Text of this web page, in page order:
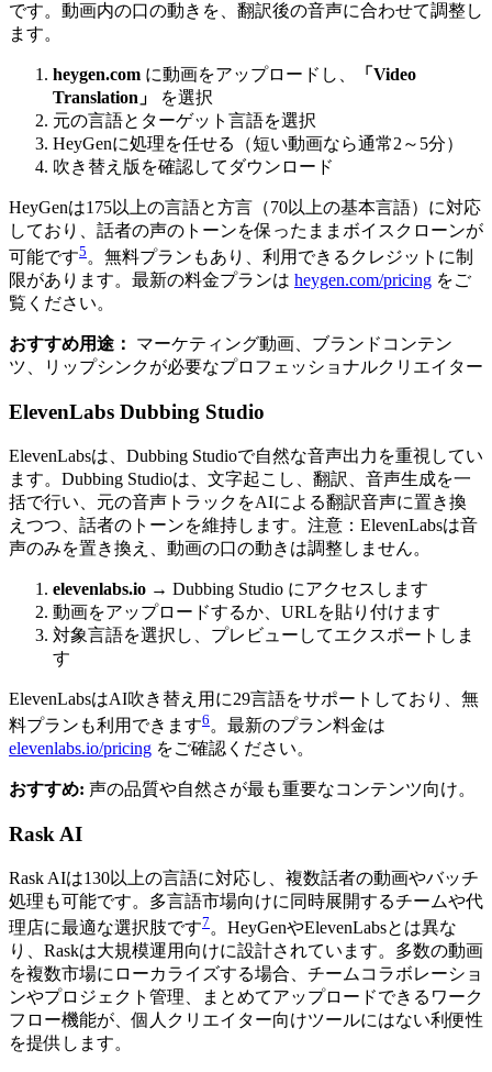
です。動画内の口の動きを、翻訳後の音声に合わせて調整し
ます。
heygen.com に動画をアップロードし、
「Video
Translation」
を選択
元の言語とターゲット言語を選択
HeyGenに処理を任せる（短い動画なら通常2～5分）
吹き替え版を確認してダウンロード
HeyGenは175以上の言語と方言（70以上の基本言語）に対応
しており、話者の声のトーンを保ったままボイスクローンが
可能です5 。無料プランもあり、利用できるクレジットに制
限があります。最新の料金プランは heygen.com/pricing をご
覧ください。
おすすめ用途：
マーケティング動画、ブランドコンテン
ツ、リップシンクが必要なプロフェッショナルクリエイター
ElevenLabs Dubbing Studio
ElevenLabsは、Dubbing Studioで自然な音声出力を重視してい
ます。Dubbing Studioは、文字起こし、翻訳、音声生成を一
括で行い、元の音声トラックをAIによる翻訳音声に置き換
えつつ、話者のトーンを維持します。注意：ElevenLabsは音
声のみを置き換え、動画の口の動きは調整しません。
elevenlabs.io → Dubbing Studio にアクセスします
動画をアップロードするか、URLを貼り付けます
対象言語を選択し、プレビューしてエクスポートしま
す
ElevenLabsはAI吹き替え用に29言語をサポートしており、無
料プランも利用できます6 。最新のプラン料金は
elevenlabs.io/pricing をご確認ください。
おすすめ: 声の品質や自然さが最も重要なコンテンツ向け。
Rask AI
Rask AIは130以上の言語に対応し、複数話者の動画やバッチ
処理も可能です。多言語市場向けに同時展開するチームや代
理店に最適な選択肢です7 。HeyGenやElevenLabsとは異な
り、Raskは大規模運用向けに設計されています。多数の動画
を複数市場にローカライズする場合、チームコラボレーショ
ンやプロジェクト管理、まとめてアップロードできるワーク
フロー機能が、個人クリエイター向けツールにはない利便性
を提供します。